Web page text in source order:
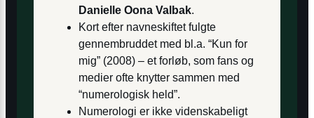
Danielle Oona Valbak.
Kort efter navneskiftet fulgte
gennembruddet med bl.a. “Kun for
mig” (2008) – et forløb, som fans og
medier ofte knytter sammen med
“numerologisk held”.
Numerologi er ikke videnskabeligt